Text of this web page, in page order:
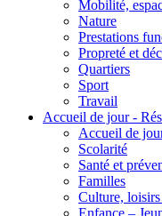
Mobilité,
Nature
Prestations
Propreté et
Quartiers
Sport
Travail
Accueil de jour -
Accueil de
Scolarité
Santé et
Familles
Culture, loisirs
Enfance –